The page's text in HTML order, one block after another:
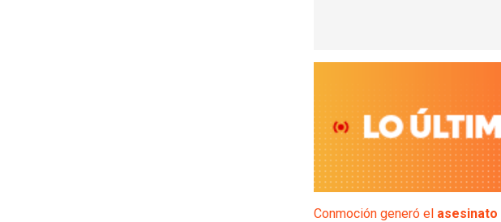
Conmoción generó el asesinato